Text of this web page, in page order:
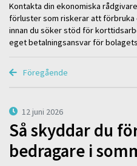
Kontakta din ekonomiska
förluster som riskerar att
innan du söker stöd för
eget betalningsansvar för
Föregående
12 juni 2026
Så skyddar du
bedragare i